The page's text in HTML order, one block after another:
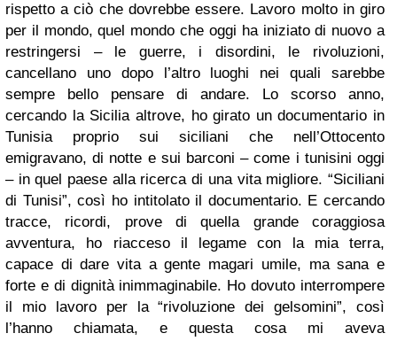
rispetto a ciò che dovrebbe essere. Lavoro molto in giro
per il mondo, quel mondo che oggi ha iniziato di nuovo a
restringersi – le guerre, i disordini, le rivoluzioni,
cancellano uno dopo l’altro luoghi nei quali sarebbe
sempre bello pensare di andare. Lo scorso anno,
cercando la Sicilia altrove, ho girato un documentario in
Tunisia proprio sui siciliani che nell’Ottocento
emigravano, di notte e sui barconi – come i tunisini oggi
– in quel paese alla ricerca di una vita migliore. “Siciliani
di Tunisi”, così ho intitolato il documentario. E cercando
tracce, ricordi, prove di quella grande coraggiosa
avventura, ho riacceso il legame con la mia terra,
capace di dare vita a gente magari umile, ma sana e
forte e di dignità inimmaginabile. Ho dovuto interrompere
il mio lavoro per la “rivoluzione dei gelsomini”, così
l’hanno chiamata, e questa cosa mi aveva